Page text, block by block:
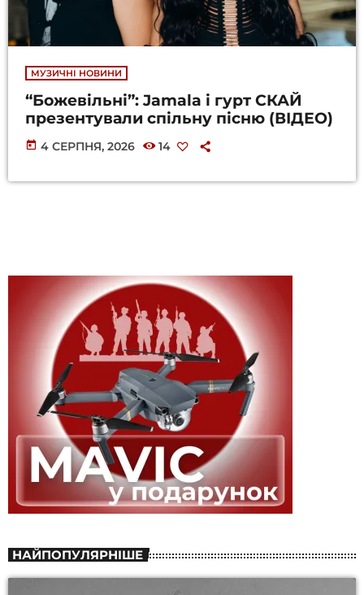
МУЗИЧНІ НОВИНИ
“Божевільні”: Jamala і гурт СКАЙ
презентували спільну пісню (ВІДЕО)
today 4 СЕРПНЯ, 2026 14
НАЙПОПУЛЯРНІШЕ